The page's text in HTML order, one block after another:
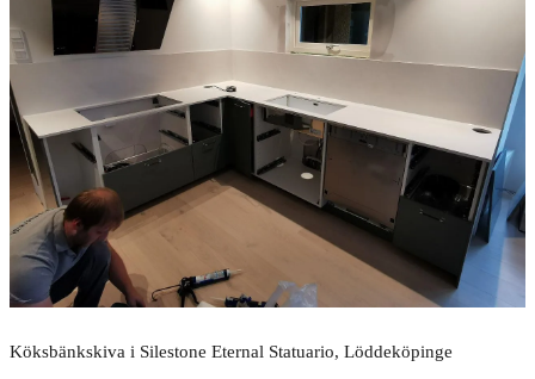
Köksbänkskiva i Silestone Eternal Statuario, Löddeköpinge